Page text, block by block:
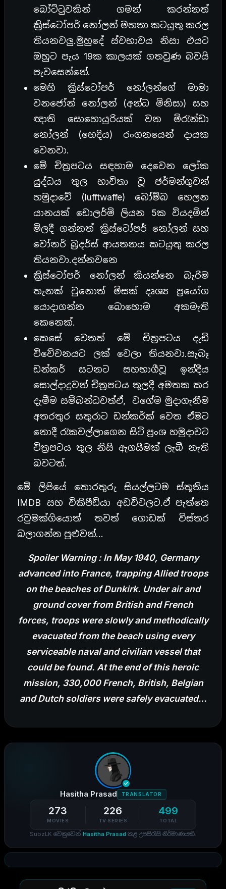
බෝට්ටුවකින් ගමන් කරන්නත්
ක්‍රිස්ටෝපර් නෝලන් මහතා කටයුතු කරල
තියනවලු.මුහුදේ ස්වභාවය නිසා එයට
ඔහුට පැය 19ක කාලයක් ගතවුණ බවයි
පැවසෙන්නේ.
මෙහි ක්‍රිස්ටෝපර් නෝලන්ගේ මාමා
වනජෝන් නෝලන් (අන්ධ මිනිසා) සහ
ඥාති සොහොයුරියක් වන මිරැන්ඩා
නෝලන් (හෙදිය) රංගනයෙන් දායක
වෙනවා.
මේ චිත්‍රපටය සඳහාම දෙවෙන ලෝක
යුද්ධය තුල භාවිතා වූ ජර්මන්ගුවන්
හමුදාවේ (lufftwaffe) බෝම්බ හෙලන
යානයක් ඩොලර්මි ලියන 5ක වියදමින්
මිලදී ගන්නත් ක්‍රිස්ටෝපර් නෝලන් සහ
වෝනර් බ්‍රදර්ස් ආයතනය කටයුතු කරල
තියනවා.දන්නවනෙ
ක්‍රිස්ටෝපර් නෝලන් කියන්නෙ බැරිම
තැනක් වුනොත් මිසක් දෘශ්‍ය ප්‍රයෝග
යොදාගන්න බොහොම අකමැති
කෙනෙක්.
කෙසේ වෙතත් මේ චිත්‍රපටය දැඩි
විවේචනයට ලක් වෙලා තියනවා.සැබෑ
ඩන්කර් සටනට සහභාගීවූ ඉන්දීය
සොල්දාදුවන් චිත්‍රපටය තුලදී අමතක කර
දැමීම සම්බන්ධවත්ඒ, වගේම මුදාගැනීම
අතරතුර සතුරාට ඩන්කර්ක් වෙත ඒමට
නොදී රැකවල්ලාගෙන සිටි ප්‍රංශ හමුදාවට
චිත්‍රපටය තුල නිසි ඇගයීමක් ලැබී නැති
බවටත්.
මේ ලිපියේ තොරතුරු සියල්ලටම ස්තූතිය
IMDB සහ විකිපීඩියා අඩවිවලට.ඒ පැත්තෙ
රවුමක්ගියොත් තවත් ගොඩක් විස්තර
බලාගන්න පුළුවන්…
Spoiler Warning : In May 1940, Germany
advanced into France, trapping Allied troops
on the beaches of Dunkirk. Under air and
ground cover from British and French
forces, troops were slowly and methodically
evacuated from the beach using every
serviceable naval and civilian vessel that
could be found. At the end of this heroic
mission, 330,000 French, British, Belgian
and Dutch soldiers were safely evacuated…
Hasitha Prasad TRANSLATOR
273
MOVIES
226
TV SERIES
499
TOTAL
SubzLK වෙනුවෙන් Hasitha Prasad කළ උපසිරැසි නිර්මාණයකි.